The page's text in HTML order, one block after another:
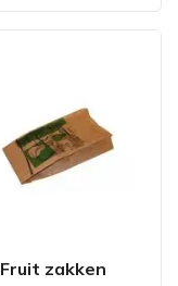
Fruit zakken